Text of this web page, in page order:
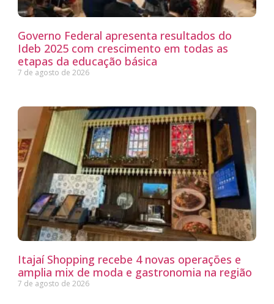
Governo Federal apresenta resultados do
Ideb 2025 com crescimento em todas as
etapas da educação básica
7 de agosto de 2026
Itajaí Shopping recebe 4 novas operações e
amplia mix de moda e gastronomia na região
7 de agosto de 2026